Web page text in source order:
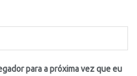
para a próxima vez que eu